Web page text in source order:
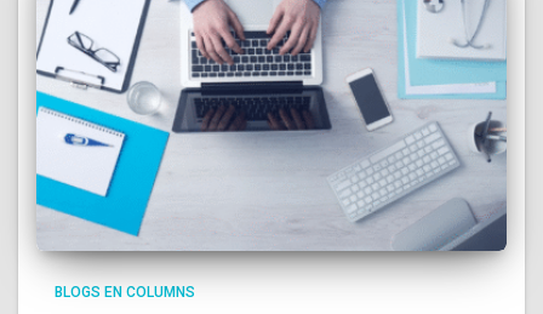
BLOGS EN COLUMNS